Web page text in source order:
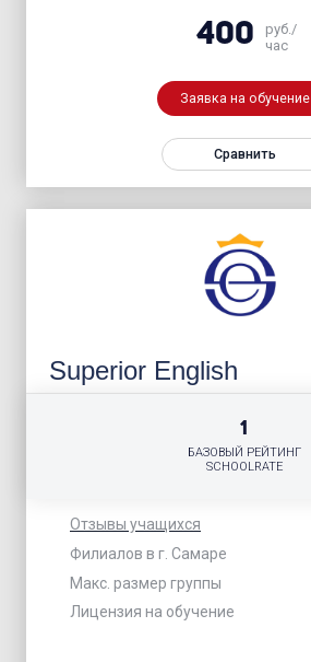
400
руб./
час
Заявка на обучение
Сравнить
Superior English
Отзывы учащихся
Филиалов в г. Самаре
Макс. размер группы
Лицензия на обучение
1
БАЗОВЫЙ РЕЙТИНГ
SCHOOLRATE